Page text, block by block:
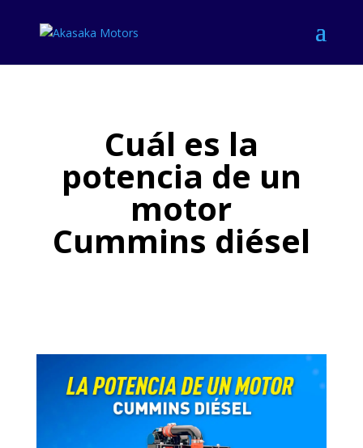
Cuál es la
potencia de un
motor
Cummins diésel